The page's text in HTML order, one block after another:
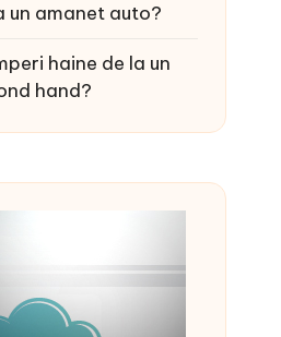
un amanet auto?
haine de la un
hand?